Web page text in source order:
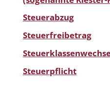
Steuerabzug
Steuerfreibetrag
Steuerpflicht